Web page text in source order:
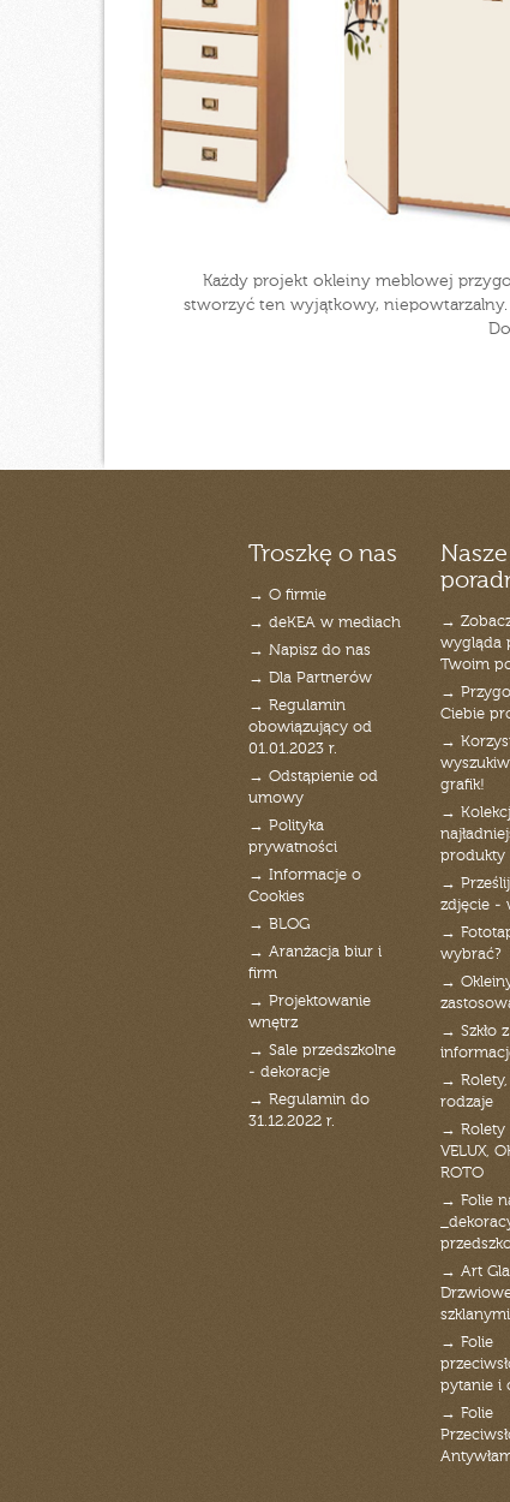
Każdy projekt okleiny meblowej
stworzyć ten wyjątkowy, niepowtarzalny.
Troszkę o nas
→ O firmie
→ deKEA w mediach
→ Napisz do nas
→ Dla Partnerów
→ Regulamin
obowiązujący od
01.01.2023 r.
→ Odstąpienie od
umowy
→ Polityka
prywatności
→ Informacje o
Cookies
→ BLOG
→ Aranżacja biur i
firm
→ Projektowanie
wnętrz
→ Sale przedszkolne
- dekoracje
→ Regulamin do
31.12.2022 r.
Nasze
→
wygląda
Twoim
→
Ciebie
→
grafik!
→
produkty
→
zdjęcie -
→
wybrać?
→
→ Szkło
→
rodzaje
→ Rolety
VELUX,
ROTO
→ Folie
→ Art
szklanymi
→ Folie
pytanie i
→ Folie